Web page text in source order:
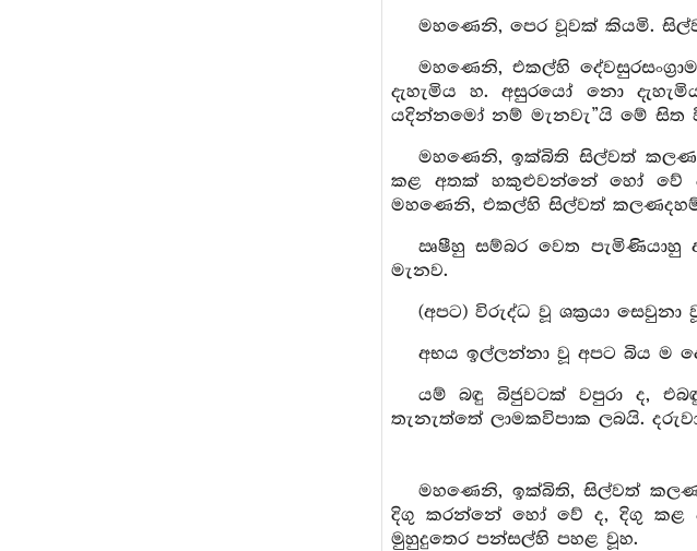
මහණෙනි, පෙර වූවක් කියමි.
මහණෙනි, එකල්හි
දැහැමිය හ. අසුරයෝ නො
යදින්නමෝ නම් මැනවැ”යි මේ සිත
මහණෙනි, ඉක්බිති සිල්වත්
කළ අතක් හකුළුවන්නේ හෝ වේ
මහණෙනි, එකල්හි සිල්වත්
ඍෂීහු සම්බර වෙත පැමිණියාහු
මැනව.
(අපට) විරුද්ධ වූ ශක්‍රයා
අභය ඉල්ලන්නා වූ අපට බිය ම
යම් බඳු බිජුවටක් වපුරා ද,
තැනැත්තේ ලාමකවිපාක ලබයි.
මහණෙනි, ඉක්බිති, සිල්වත්
දිගු කරන්නේ හෝ වේ ද, දිගු කළ
මුහුදුතෙර පන්සල්හි පහළ වූහ.